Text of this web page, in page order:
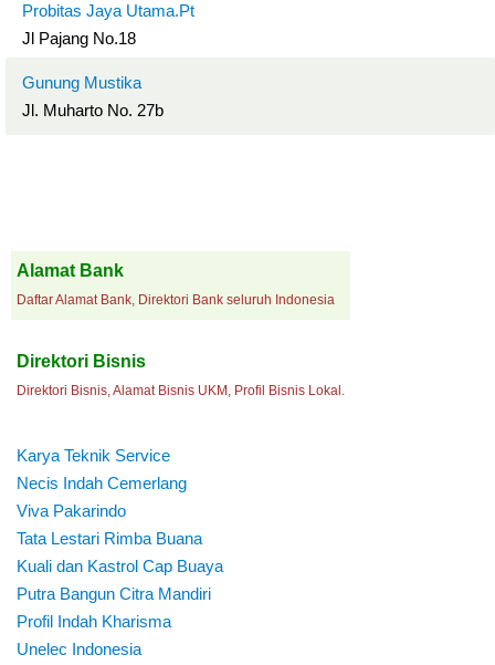
Probitas Jaya Utama.Pt
Jl Pajang No.18
Gunung Mustika
Jl. Muharto No. 27b
Alamat Bank
Daftar Alamat Bank, Direktori Bank seluruh Indonesia
Direktori Bisnis
Direktori Bisnis, Alamat Bisnis UKM, Profil Bisnis Lokal.
Karya Teknik Service
Necis Indah Cemerlang
Viva Pakarindo
Tata Lestari Rimba Buana
Kuali dan Kastrol Cap Buaya
Putra Bangun Citra Mandiri
Profil Indah Kharisma
Unelec Indonesia